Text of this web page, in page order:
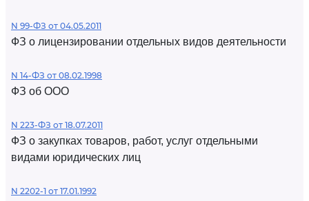
N 99-ФЗ от 04.05.2011
ФЗ о лицензировании отдельных видов деятельности
N 14-ФЗ от 08.02.1998
ФЗ об ООО
N 223-ФЗ от 18.07.2011
ФЗ о закупках товаров, работ, услуг отдельными
видами юридических лиц
N 2202-1 от 17.01.1992